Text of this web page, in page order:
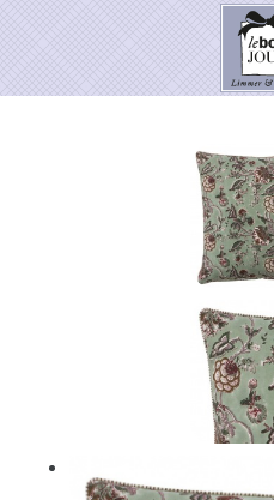
HOME
WEIHNACHTSZAUBER 2026